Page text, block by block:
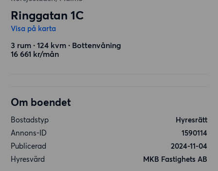
Ringgatan 1C
Visa på karta
3 rum ∙ 124 kvm ∙ Bottenvåning
16 661 kr/mån
Om boendet
Bostadstyp
Hyresrätt
Annons-ID
1590114
Publicerad
2024-11-04
Hyresvärd
MKB Fastighets AB